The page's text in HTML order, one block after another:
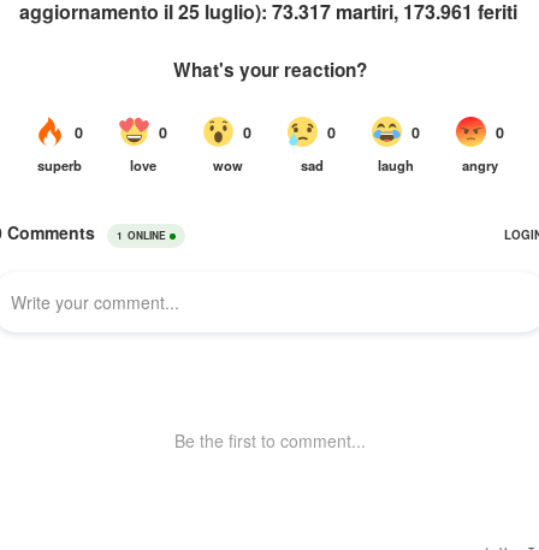
aggiornamento il 25 luglio): 73.317 martiri, 173.961 feriti